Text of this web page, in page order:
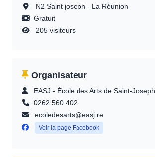
N2 Saint joseph - La Réunion
Gratuit
205 visiteurs
Organisateur
EASJ - École des Arts de Saint-Joseph
0262 560 402
ecoledesarts@easj.re
Voir la page Facebook